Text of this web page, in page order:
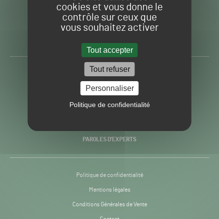
cookies et vous donne le
contrôle sur ceux que
vous souhaitez activer
Tout accepter
Tout refuser
Personnaliser
Politique de confidentialité
Gazon
Sport
H24
-
Toute l’info autour du
PRATIQUES
PAROLES D’EXPERTS
Politique de confidentialité
Mentions légales
Conditions Générales de Vente